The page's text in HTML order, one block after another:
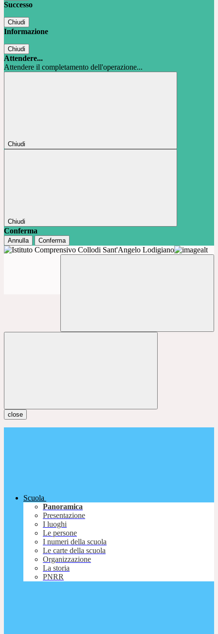
Successo
Chiudi
Informazione
Chiudi
Attendere...
Attendere il completamento dell'operazione...
Chiudi
Chiudi
Conferma
Annulla Conferma
close
Scuola
Panoramica
Presentazione
I luoghi
Le persone
I numeri della scuola
Le carte della scuola
Organizzazione
La storia
PNRR